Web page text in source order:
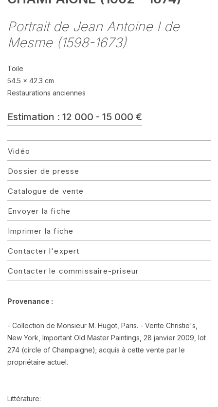
Portrait de Jean Antoine I de
Mesme (1598-1673)
Toile
54.5 x 42.3 cm
Restaurations anciennes
Estimation : 12 000 - 15 000 €
Vidéo
Dossier de presse
Catalogue de vente
Envoyer la fiche
Imprimer la fiche
Contacter l'expert
Contacter le commissaire-priseur
Provenance :
- Collection de Monsieur M. Hugot, Paris. - Vente Christie's,
New York, Important Old Master Paintings, 28 janvier 2009, lot
274 (circle of Champaigne); acquis à cette vente par le
propriétaire actuel.
Littérature: